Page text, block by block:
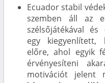
Ecuador stabil
szemben áll az
szélsőjátékával és
egy kiegyenlített,
előre, ahol egyik
érvényesíteni
motivációt jelent